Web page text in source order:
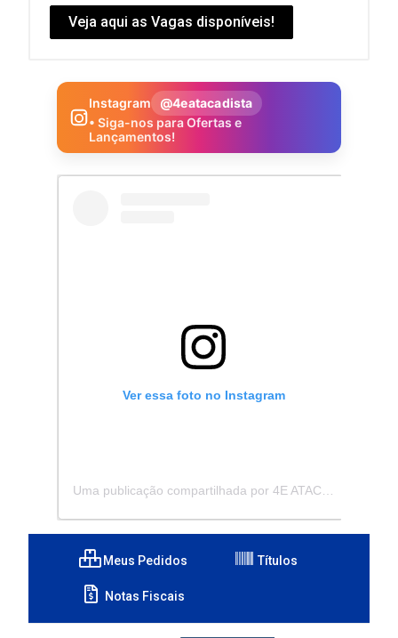
Veja aqui as Vagas disponíveis!
Instagram
@4eatacadista
• Siga-nos para Ofertas e
Lançamentos!
Ver essa foto no Instagram
Meus Pedidos Títulos
Notas Fiscais